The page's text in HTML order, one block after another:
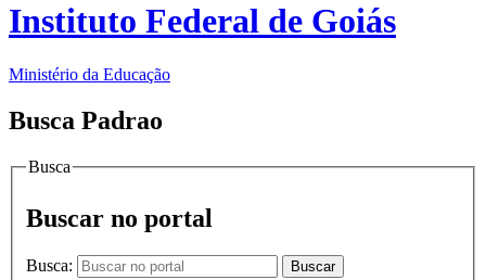
Instituto Federal de Goiás
Ministério da Educação
Busca Padrao
Busca
Buscar no portal
Busca: Buscar